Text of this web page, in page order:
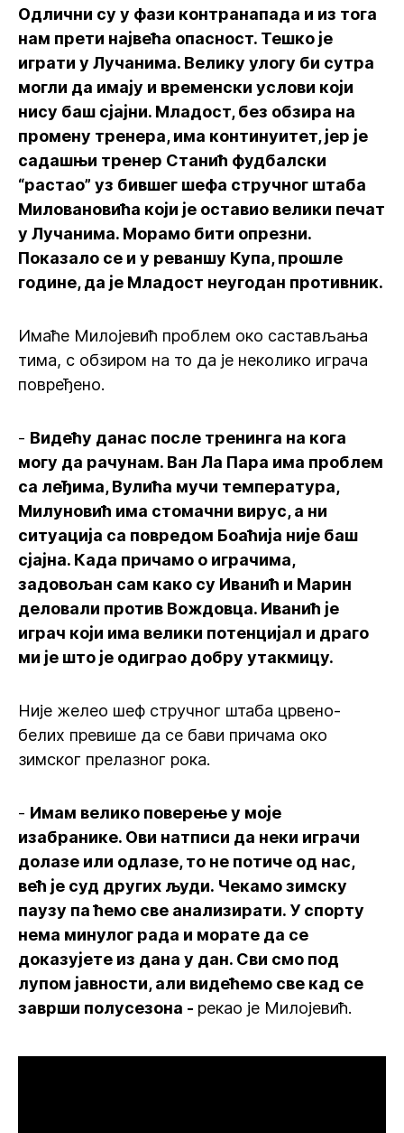
Одлични су у фази контранапада и из тога
нам прети највећа опасност. Тешко је
играти у Лучанима. Велику улогу би сутра
могли да имају и временски услови који
нису баш сјајни. Младост, без обзира на
промену тренера, има континуитет, јер је
садашњи тренер Станић фудбалски
“растао” уз бившег шефа стручног штаба
Миловановића који је оставио велики печат
у Лучанима. Морамо бити опрезни.
Показало се и у реваншу Купа, прошле
године, да је Младост неугодан противник.
Имаће Милојевић проблем око састављања
тима, с обзиром на то да је неколико играча
повређено.
- Видећу данас после тренинга на кога
могу да рачунам. Ван Ла Пара има проблем
са леђима, Вулића мучи температура,
Милуновић има стомачни вирус, а ни
ситуација са повредом Боаћија није баш
сјајна. Када причамо о играчима,
задовољан сам како су Иванић и Марин
деловали против Вождовца. Иванић је
играч који има велики потенцијал и драго
ми је што је одиграо добру утакмицу.
Није желео шеф стручног штаба црвено-
белих превише да се бави причама око
зимског прелазног рока.
- Имам велико поверење у моје
изабранике. Ови натписи да неки играчи
долазе или одлазе, то не потиче од нас,
већ је суд других људи. Чекамо зимску
паузу па ћемо све анализирати. У спорту
нема минулог рада и морате да се
доказујете из дана у дан. Сви смо под
лупом јавности, али видећемо све кад се
заврши полусезона - рекао је Милојевић.